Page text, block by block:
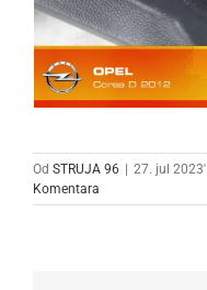
Od STRUJA 96 | 27. jul 2023'
Komentara